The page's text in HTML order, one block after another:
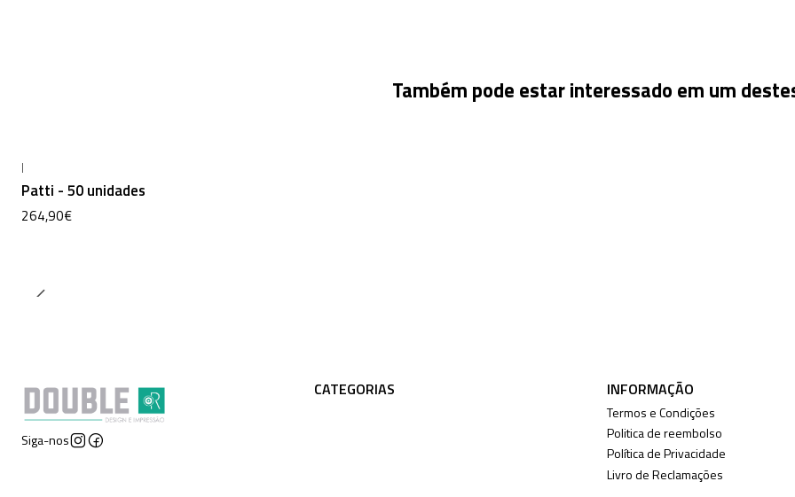
Também pode estar interessado em um
|
Patti - 50 unidades
264,90€
Siga-nos
CATEGORIAS INFORMAÇÃO
Termos e Condições
Politica de reembolso
Política de Privacidade
Livro de Reclamações